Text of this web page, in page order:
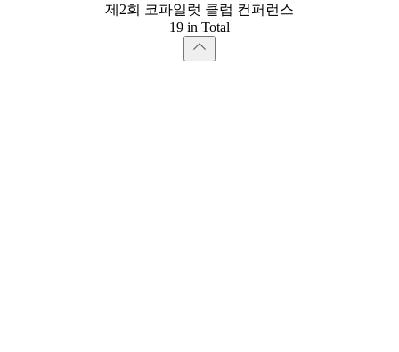
제2회 코파일럿 클럽 컨퍼런스
19 in Total